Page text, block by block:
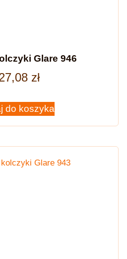
Glare 946
zł
do koszyka